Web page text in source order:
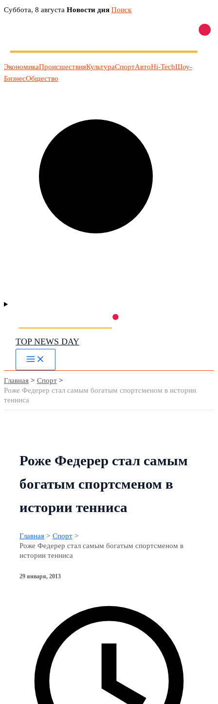
Перейти
Суббота, 8 августа Новости дня Поиск
ЭкономикаПроисшествияКультураСпортАвтоHi-TechШоу-
БизнесОбщество
TOP NEWS DAY
Main
Menu
Главная
Спорт
Роже Федерер стал самым богатым спортсменом в истории
тенниса
Роже Федерер стал самым
богатым спортсменом в
истории тенниса
Главная
Спорт
Роже Федерер стал самым богатым спортсменом в
истории тенниса
29 января, 2013